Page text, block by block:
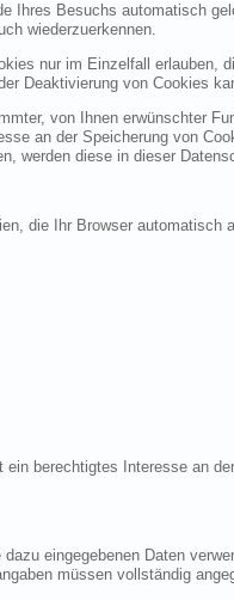
Ihres Besuchs automatisch
wiederzuerkennen.
nur im Einzelfall erlauben,
Deaktivierung von Cookies
von Ihnen erwünschter
an der Speicherung von
werden diese in dieser
die Ihr Browser automatisch
berechtigtes Interesse an
eingegebenen Daten
müssen vollständig